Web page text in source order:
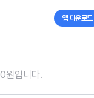
앱 다운로드
원입니다.